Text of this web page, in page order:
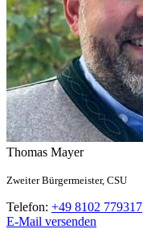
Thomas Mayer
Zweiter Bürgermeister, CSU
Telefon: +49 8102 779317
E-Mail versenden